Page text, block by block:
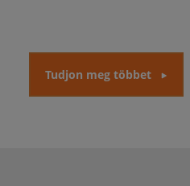
Tudjon meg többet